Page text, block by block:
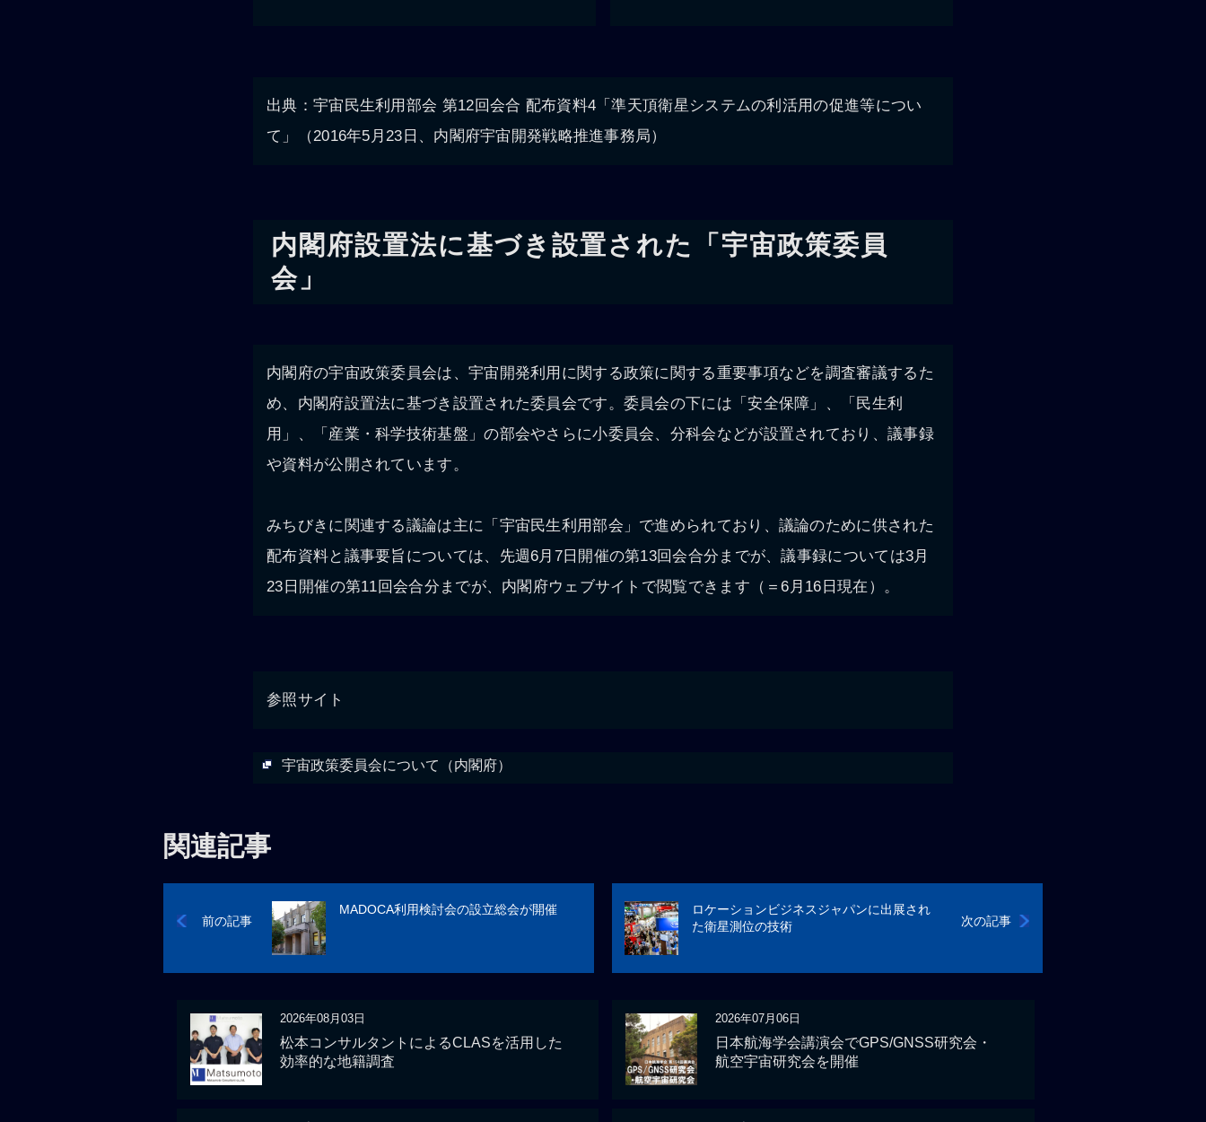
出典：宇宙民生利用部会 第12回会合 配布資料4「準天頂衛星システムの利活用の促進等につい
て」（2016年5月23日、内閣府宇宙開発戦略推進事務局）
内閣府設置法に基づき設置された「宇宙政策委員
会」
内閣府の宇宙政策委員会は、宇宙開発利用に関する政策に関する重要事項などを調査審議するた
め、内閣府設置法に基づき設置された委員会です。委員会の下には「安全保障」、「民生利
用」、「産業・科学技術基盤」の部会やさらに小委員会、分科会などが設置されており、議事録
や資料が公開されています。
みちびきに関連する議論は主に「宇宙民生利用部会」で進められており、議論のために供された
配布資料と議事要旨については、先週6月7日開催の第13回会合分までが、議事録については3月
23日開催の第11回会合分までが、内閣府ウェブサイトで閲覧できます（＝6月16日現在）。
参照サイト
宇宙政策委員会について（内閣府）
関連記事
前の記事
MADOCA利用検討会の設立総会が開催
次の記事
ロケーションビジネスジャパンに出展され
た衛星測位の技術
2026年08月03日
松本コンサルタントによるCLASを活用した
効率的な地籍調査
2026年07月06日
日本航海学会講演会でGPS/GNSS研究会・
航空宇宙研究会を開催